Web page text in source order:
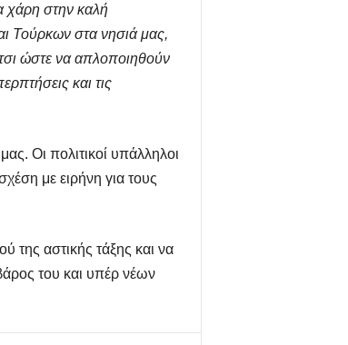
χάρη στην καλή
Τούρκων στα νησιά μας,
ώστε να απλοποιηθούν
και τις
Οι πολιτικοί υπάλληλοι
με ειρήνη για τους
της αστικής τάξης και να
του και υπέρ νέων